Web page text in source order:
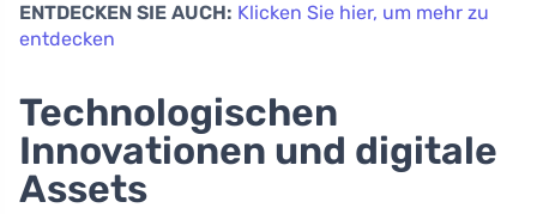
ENTDECKEN SIE AUCH: Klicken Sie hier, um mehr zu
entdecken
Technologischen
Innovationen und digitale
Assets